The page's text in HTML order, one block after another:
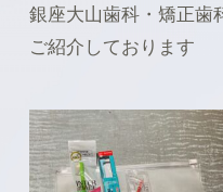
2025.08.04
夏期休暇のお知ら
後 から８月１6日
ただきます。
銀座大山歯科・矯正歯
ご紹介しております